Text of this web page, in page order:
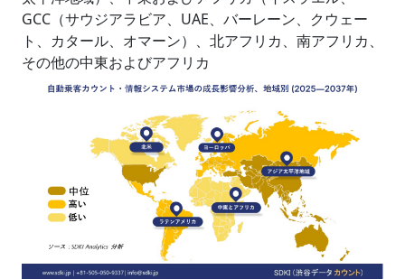
GCC（サウジアラビア、UAE、バーレーン、クウェー
ト、カタール、オマーン）、北アフリカ、南アフリカ、
その他の中東およびアフリカ